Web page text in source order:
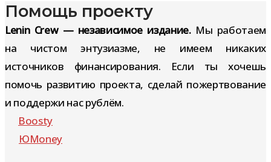
Помощь проекту
Lenin Crew — независимое издание.Мы работаем
на чистом энтузиазме, не имеем никаких
источников финансирования. Если ты хочешь
помочь развитию проекта, сделай пожертвование
и поддержи нас рублём.
Boosty
ЮMoney